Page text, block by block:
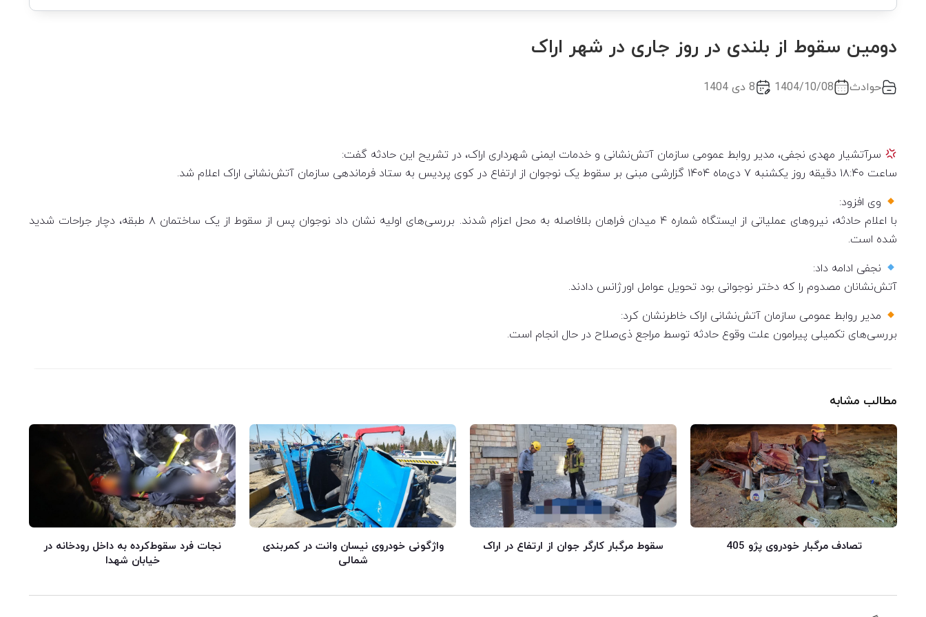
دومین سقوط از بلندی در روز جاری در شهر اراک
حوادث 1404/10/08 8 دی 1404
سرآتشیار مهدی نجفی، مدیر روابط عمومی سازمان آتش‌نشانی و خدمات ایمنی شهرداری اراک، در تشریح این حادثه گفت:
ساعت ۱۸:۴۰ دقیقه روز یکشنبه ۷ دی‌ماه ۱۴۰۴ گزارشی مبنی بر سقوط یک نوجوان از ارتفاع در کوی پردیس به ستاد فرماندهی سازمان آتش‌نشانی اراک اعلام شد.
وی افزود:
با اعلام حادثه، نیروهای عملیاتی از ایستگاه شماره ۴ میدان فراهان بلافاصله به محل اعزام شدند. بررسی‌های اولیه نشان داد نوجوان پس از سقوط از یک ساختمان ۸ طبقه، دچار جراحات شدید
شده است.
نجفی ادامه داد:
آتش‌نشانان مصدوم را که دختر نوجوانی بود تحویل عوامل اورژانس دادند.
مدیر روابط عمومی سازمان آتش‌نشانی اراک خاطرنشان کرد:
بررسی‌های تکمیلی پیرامون علت وقوع حادثه توسط مراجع ذی‌صلاح در حال انجام است.
مطالب مشابه
تصادف مرگبار خودروی پژو 405 سقوط مرگبار کارگر جوان از ارتفاع در اراک
واژگونی خودروی نیسان وانت در کمربندی
شمالی
نجات فرد سقوط‌کرده به داخل رودخانه در
خیابان شهدا